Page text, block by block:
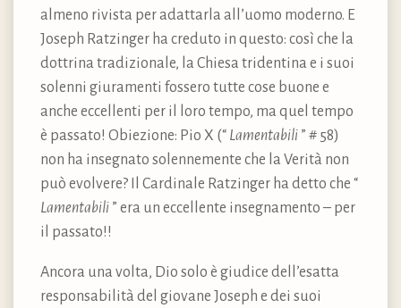
almeno rivista per adattarla all’uomo moderno. E
Joseph Ratzinger ha creduto in questo: così che la
dottrina tradizionale, la Chiesa tridentina e i suoi
solenni giuramenti fossero tutte cose buone e
anche eccellenti per il loro tempo, ma quel tempo
è passato! Obiezione: Pio X (“ Lamentabili ” # 58)
non ha insegnato solennemente che la Verità non
può evolvere? Il Cardinale Ratzinger ha detto che “
Lamentabili ” era un eccellente insegnamento – per
il passato!!
Ancora una volta, Dio solo è giudice dell’esatta
responsabilità del giovane Joseph e dei suoi